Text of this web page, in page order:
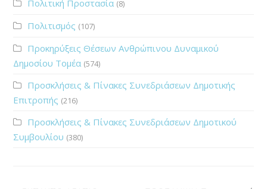
Πολιτική Προστασία (8)
Πολιτισμός (107)
Προκηρύξεις Θέσεων Ανθρώπινου Δυναμικού
Δημοσίου Τομέα (574)
Προσκλήσεις & Πίνακες Συνεδριάσεων Δημοτικής
Επιτροπής (216)
Προσκλήσεις & Πίνακες Συνεδριάσεων Δημοτικού
Συμβουλίου (380)